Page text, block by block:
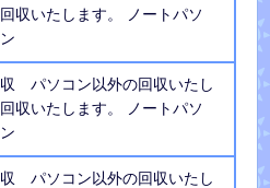
収いたします。 ノートパソ
パソコン以外の回収いたし
収いたします。 ノートパソ
パソコン以外の回収いたし